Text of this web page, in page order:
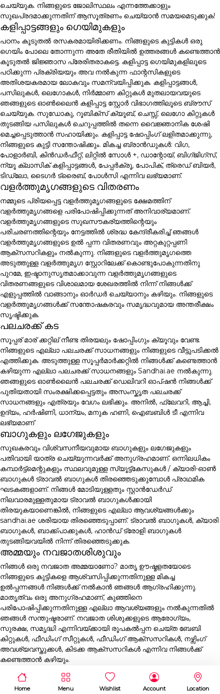
ചെയ്യുക. നിങ്ങളുടെ ജോലിസ്ഥലം എന്നത്തേക്കാളും
സുഖപ്രദമാക്കുന്നതിന് ആസൂത്രണം ചെയ്യാൻ സമയമെടുക്കുക!
കളിപ്പാട്ടങ്ങളും ഗെയിമുകളും
പഠനം കൂടുതൽ രസകരമായിരിക്കണം. നിങ്ങളുടെ കുട്ടികൾ ഒരു
ഗെയിം പോലെ തോന്നുന്ന അതേ രീതിയിൽ ഉത്തരങ്ങൾ കണ്ടെത്താൻ
കൂടുതൽ ജിജ്ഞാസ പ്രേരിതരാകട്ടെ. കളിപ്പാട്ട ഗെയിമുകളിലൂടെ
പഠിക്കുന്ന പ്രക്രിയയും അവ നൽകുന്ന ഫാന്റസികളുടെ
അതിശയകരമായ ലോകവും സമന്വയിപ്പിക്കുക. കളിപ്പാട്ടങ്ങൾ,
പസിലുകൾ, ലെഗോകൾ, നിർമ്മാണ കിറ്റുകൾ മുതലായവയുടെ
ഞങ്ങളുടെ ഓൺലൈൻ കളിപ്പാട്ട സ്റ്റോർ വിഭാഗത്തിലൂടെ ബ്രൗസ്
ചെയ്യുക. സുഡോകു, റൂബിക്സ് ക്യൂബ്, ചെസ്സ്, ലെഗോ കിറ്റുകൾ
തുടങ്ങിയ പസിലുകൾ ചെറുപ്പത്തിൽ തന്നെ വൈജ്ഞാനിക ശേഷി
മെച്ചപ്പെടുത്താൻ സഹായിക്കും. കളിപ്പാട്ട ഷോപ്പിംഗ് ലളിതമാക്കുന്നു,
നിങ്ങളുടെ കുട്ടി സന്തോഷിക്കും. മികച്ച ബ്രാൻഡുകൾ: വിഗ,
പോളാർബി, കിൻഡർഫീറ്റ്, ലിറ്റിൽ സോൾ +, ഡാന്റോയ്, ബിഗ്ജിഗ്സ്,
ന്യൂ ക്ലാസിക് കളിപ്പാട്ടങ്ങൾ, പേപ്പർക്രൂ, പോപിക്, ത്രെഡ് ബിയർ,
ടിഡ്ലോ, ടൈഗർ ട്രൈബ്, പോൾസി എന്നിവ ലഭ്യമാണ്.
വളർത്തുമൃഗങ്ങളുടെ വിതരണം
നമ്മുടെ പ്രിയപ്പെട്ട വളർത്തുമൃഗങ്ങളുടെ ക്ഷേമത്തിന്
വളർത്തുമൃഗങ്ങളെ പരിപോഷിപ്പിക്കുന്നത് അനിവാര്യമാണ്.
വളർത്തുമൃഗങ്ങളുടെ സുഖസൗകര്യത്തിന്റെയും
പരിചരണത്തിന്റെയും നേട്ടത്തിൽ ശ്രദ്ധ കേന്ദ്രീകരിച്ച് ഞങ്ങൾ
വളർത്തുമൃഗങ്ങളുടെ ഉൽ പ്പന്ന വിതരണവും അറ്റകുറ്റപ്പണി
ആക്സസറികളും നൽകുന്നു. നിങ്ങളുടെ വളർത്തുമൃഗത്തെ
അടുത്തുള്ള വളർത്തുമൃഗ സ്റ്റോറിലേക്ക് കൊണ്ടുപോകുന്നതിനു
പുറമേ, ഇഷ്ടാനുസൃതമാക്കാവുന്ന വളർത്തുമൃഗങ്ങളുടെ
വിതരണങ്ങളുടെ വിശാലമായ ശേഖരത്തിൽ നിന്ന് നിങ്ങൾക്ക്
എളുപ്പത്തിൽ വാങ്ങാനും ഓർഡർ ചെയ്യാനും കഴിയും. നിങ്ങളുടെ
വളർത്തുമൃഗങ്ങൾക്ക് സന്തോഷകരവും സമൃദ്ധവുമായ അന്തരീക്ഷം
സൃഷ്ടിക്കുക.
പലചരക്ക് കട
സൂപ്പര് മാര് ക്കറ്റില് നീണ്ട തിരയലും ഷോപ്പിംഗും ക്യൂവും വേണ്ട.
നിങ്ങളുടെ എല്ലാ പലചരക്ക് സാധനങ്ങളും നിങ്ങളുടെ വീട്ടുപടിക്കൽ
എത്തിക്കുക. അടുത്തുള്ള സൂപ്പർമാർക്കറ്റിൽ നിങ്ങൾക്ക് കണ്ടെത്താൻ
കഴിയുന്ന എല്ലാ പലചരക്ക് സാധനങ്ങളും Sandhai.ae നൽകുന്നു.
ഞങ്ങളുടെ ഓൺലൈൻ പലചരക്ക് ഡെലിവറി ഓപ്ഷൻ നിങ്ങൾക്ക്
പുതിയതായി സംരക്ഷിക്കപ്പെട്ടതും അസംസ്കൃത പലചരക്ക്
സാധനങ്ങളും എത്രയും വേഗം ലഭിക്കും. അനിൽ, ഫ്ലേവറി, ആച്ചി,
ഉദ്യം, ഹർഷിണി, ധാന്യം, മനുക ഹണി, ഐബബിൾ ടീ എന്നിവ
ലഭ്യമാണ്
ബാഗുകളും ലഗേജുകളും
സുഖകരവും വിശ്വസനീയവുമായ ബാഗുകളും ലഗേജുകളും
പതിവായി യാത്ര ചെയ്യുന്നവർക്ക് അനുഗ്രഹമാണ്. ഒന്നിലധികം
കമ്പാർട്ട്മെന്റുകളും സ്ഥലവുമുള്ള സ്യൂട്ട്കേസുകൾ / ക്യാരി-ഓൺ
ബാഗുകൾ ട്രാവൽ ബാഗുകൾ തിരഞ്ഞെടുക്കുമ്പോൾ പ്രാഥമിക
ഘടകങ്ങളാണ്. നിങ്ങൾ മോടിയുള്ളതും സ്റ്റാൻഡേർഡ്
നിലവാരമുള്ളതുമായ ട്രാവൽ ബാഗുകൾക്കായി
തിരയുകയാണെങ്കിൽ, നിങ്ങളുടെ എല്ലാ ആവശ്യങ്ങൾക്കും
sandhai.ae ശരിയായ തിരഞ്ഞെടുപ്പാണ്. ട്രാവൽ ബാഗുകൾ, ക്യാരി
ബാഗുകൾ, ബാക്ക്പാക്കുകൾ, ഹാൻഡ് ട്രോളി ബാഗുകൾ
തുടങ്ങിയവയിൽ നിന്ന് തിരഞ്ഞെടുക്കുക.
അമ്മയും നവജാതശിശുവും
നിങ്ങൾ ഒരു നവജാത അമ്മയാണോ? മാതൃ ഊഷ്മളതയോടെ
നിങ്ങളുടെ കുട്ടികളെ ആശ്വസിപ്പിക്കുന്നതിനുള്ള മികച്ച
ഉൽപ്പന്നങ്ങൾ നിങ്ങൾക്ക് നൽകാൻ ഞങ്ങൾ ആഗ്രഹിക്കുന്നു.
മാതൃത്വം ഒരു അനുഗ്രഹമാണ്, കുഞ്ഞിനെ
പരിപോഷിപ്പിക്കുന്നതിനുള്ള എല്ലാ ആവശ്യങ്ങളും നൽകുന്നതിൽ
ഞങ്ങൾ സന്തുഷ്ടരാണ്. നവജാത ശിശുക്കളുടെ ആരോഗ്യം,
സുരക്ഷ, സമൃദ്ധി എന്നിവയ്ക്കായി രൂപകൽപ്പന ചെയ്ത ബേബി
കിറ്റുകൾ, ഫീഡിംഗ് സീറ്റുകൾ, ഫീഡിംഗ് ആക്സസറികൾ, നഴ്സിംഗ്
അവശ്യവസ്തുക്കൾ, കിടക്ക ആക്സസറികൾ എന്നിവ നിങ്ങൾക്ക്
കണ്ടെത്താൻ കഴിയും.
Home Menu Wishlist Account Location